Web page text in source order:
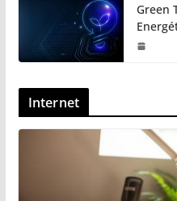
Green
Internet